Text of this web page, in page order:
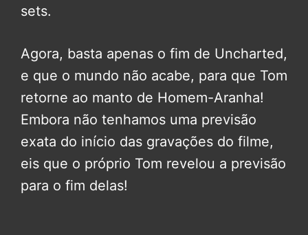
sets.
Agora, basta apenas o fim de Uncharted,
e que o mundo não acabe, para que Tom
retorne ao manto de Homem-Aranha!
Embora não tenhamos uma previsão
exata do início das gravações do filme,
eis que o próprio Tom revelou a previsão
para o fim delas!